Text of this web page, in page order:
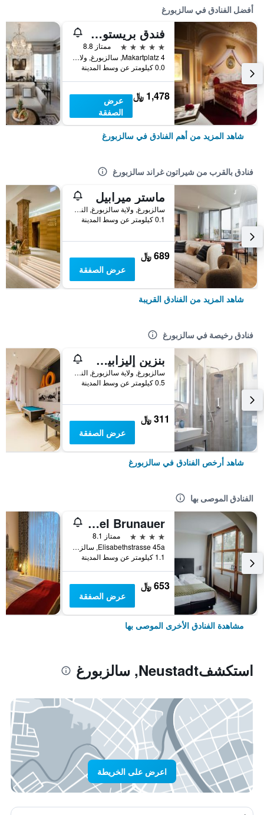
أفضل الفنادق في سالزبورغ
فندق بريستول سالزبورغ
5 نجوم
ممتاز 8.8
Makartplatz 4, سالزبورغ, ولاية سالزبورغ, النمسا
0.0 كيلومتر عن وسط المدينة
1,478 ﷼
عرض
الصفقة
شاهد المزيد من أهم الفنادق في سالزبورغ
فنادق بالقرب من شيراتون غراند سالزبورغ
ماستر ميرابيل
سالزبورغ, ولاية سالزبورغ, النمسا
0.1 كيلومتر عن وسط المدينة
689 ﷼
عرض الصفقة
شاهد المزيد من الفنادق القريبة
فنادق رخيصة في سالزبورغ
بنزين إليزابيث - رومز آند أبارتمنتس
سالزبورغ, ولاية سالزبورغ, النمسا
0.5 كيلومتر عن وسط المدينة
311 ﷼
عرض الصفقة
شاهد أرخص الفنادق في سالزبورغ
الفنادق الموصى بها
Parkhotel Brunauer
4 نجوم
ممتاز 8.1
Elisabethstrasse 45a, سالزبورغ, ولاية سالزبورغ, النمسا
1.1 كيلومتر عن وسط المدينة
653 ﷼
عرض الصفقة
مشاهدة الفنادق الأخرى الموصى بها
استكشفNeustadt, سالزبورغ
اعرض على الخريطة